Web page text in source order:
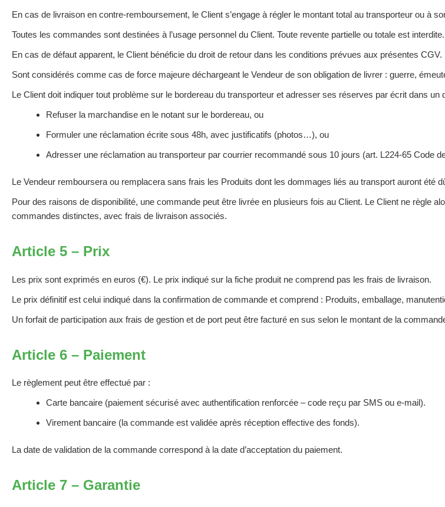
En cas de livraison en contre-remboursement, le Client s’engage à régler le montant total au transporteur ou à
Toutes les commandes sont destinées à l’usage personnel du Client. Toute revente partielle ou totale est interdite.
En cas de défaut apparent, le Client bénéficie du droit de retour dans les conditions prévues aux présentes CGV.
Sont considérés comme cas de force majeure déchargeant le Vendeur de son obligation de livrer : guerre,
Le Client doit indiquer tout problème sur le bordereau du transporteur et adresser ses réserves par écrit dans
Refuser la marchandise en le notant sur le bordereau, ou
Formuler une réclamation écrite sous 48h, avec justificatifs (photos…), ou
Adresser une réclamation au transporteur par courrier recommandé sous 10 jours (art. L224-65 Code
Le Vendeur remboursera ou remplacera sans frais les Produits dont les dommages liés au transport auront été
Pour des raisons de disponibilité, une commande peut être livrée en plusieurs fois au Client. Le Client ne règle
commandes distinctes, avec frais de livraison associés.
Article 5 – Prix
Les prix sont exprimés en euros (€). Le prix indiqué sur la fiche produit ne comprend pas les frais de livraison.
Le prix définitif est celui indiqué dans la confirmation de commande et comprend : Produits, emballage,
Un forfait de participation aux frais de gestion et de port peut être facturé en sus selon le montant de la
Article 6 – Paiement
Le règlement peut être effectué par :
Carte bancaire (paiement sécurisé avec authentification renforcée – code reçu par SMS ou e-mail).
Virement bancaire (la commande est validée après réception effective des fonds).
La date de validation de la commande correspond à la date d’acceptation du paiement.
Article 7 – Garantie